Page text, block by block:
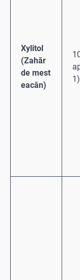
Xylitol
(Zahăr
de mest
eacăn)
1)